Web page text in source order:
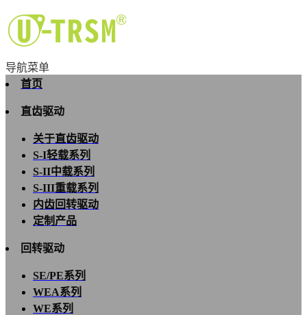
导航菜单
首页
直齿驱动
关于直齿驱动
S-I轻载系列
S-II中载系列
S-III重载系列
内齿回转驱动
定制产品
回转驱动
SE/PE系列
WEA系列
WE系列